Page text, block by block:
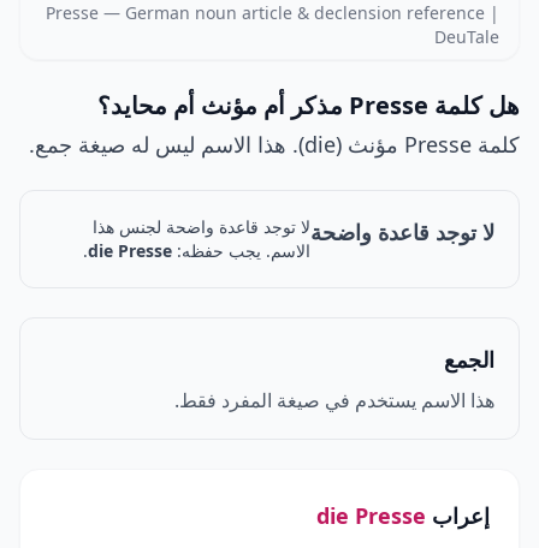
Presse — German noun article & declension reference |
DeuTale
هل كلمة Presse مذكر أم مؤنث أم محايد؟
كلمة Presse مؤنث (die). هذا الاسم ليس له صيغة جمع.
لا توجد قاعدة واضحةلا توجد قاعدة واضحة لجنس هذا
الاسم. يجب حفظه: die Presse
.
الجمع
هذا الاسم يستخدم في صيغة المفرد فقط.
إعراب die Presse